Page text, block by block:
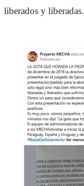
liberados y liberadas.